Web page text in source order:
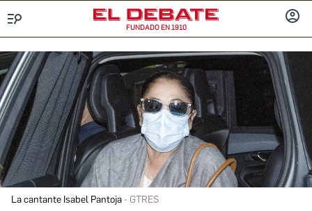
FUNDADO EN 1910
La cantante Isabel Pantoja GTRES